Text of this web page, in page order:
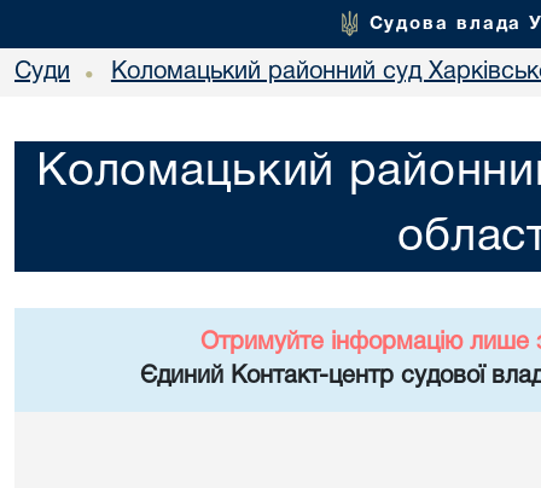
Судова влада
Суди • Коломацький районний суд
Коломацький
Отримуйте інформацію лише
Єдиний Контакт-центр судової